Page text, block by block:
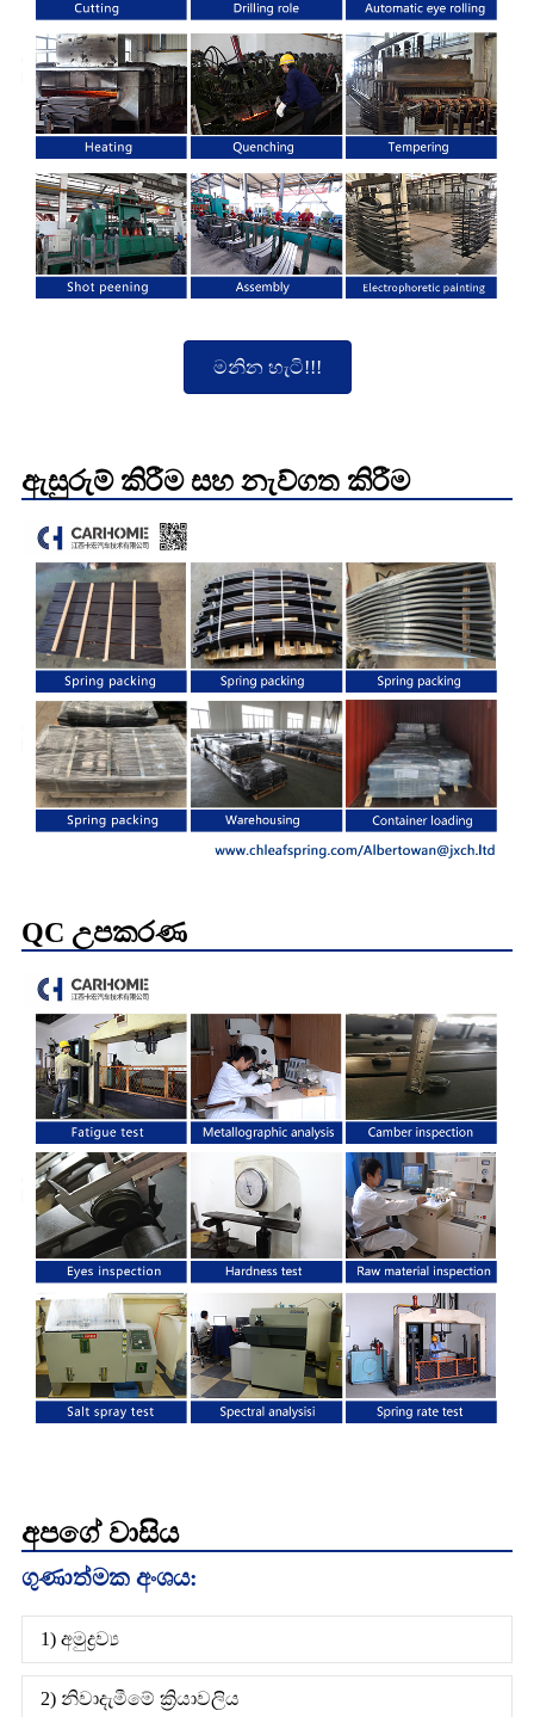
මනින හැටි!!!
ඇසුරුම් කිරීම සහ නැව්ගත කිරීම
QC උපකරණ
අපගේ වාසිය
ගුණාත්මක අංශය:
1) අමුද්‍රව්‍ය
2) නිවාදැමීමේ ක්‍රියාවලිය